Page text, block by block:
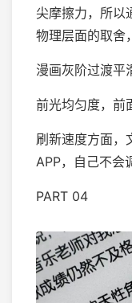
尖摩擦力，所以
物理层面的取舍
漫画灰阶过渡平
前光均匀度，前
刷新速度方面，
APP，自己不会
PART 04